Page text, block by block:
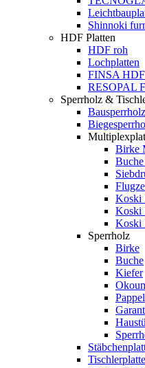
Shinnoki
HDF Platten
HDF roh
Lochplatten
FINSA HDF
RESOPAL
Sperrholz &
Bausperrholz
Birke
Koski
Koski
Koski
Sperrholz
Birke
Buche
Kiefer
Pappel